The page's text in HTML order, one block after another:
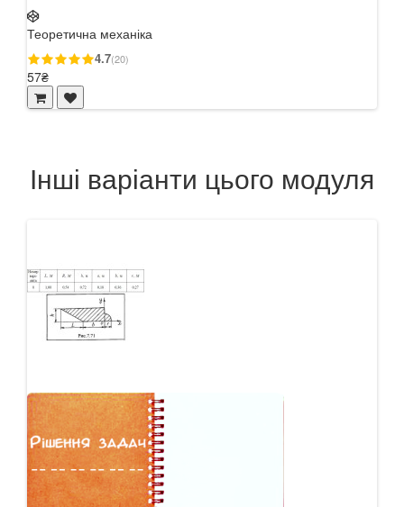
Теоретична механіка
4.7(20)
57₴
Інші варіанти цього модуля